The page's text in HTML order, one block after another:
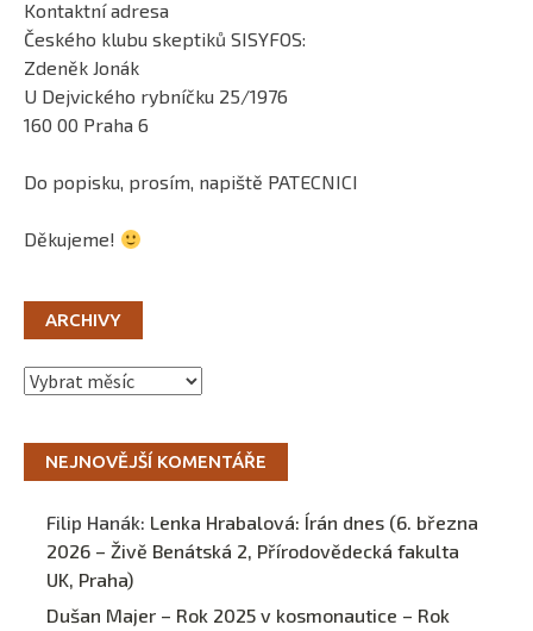
Kontaktní adresa
Českého klubu skeptiků SISYFOS:
Zdeněk Jonák
U Dejvického rybníčku 25/1976
160 00 Praha 6
Do popisku, prosím, napiště PATECNICI
Děkujeme!
ARCHIVY
Archivy
NEJNOVĚJŠÍ KOMENTÁŘE
Filip Hanák: Lenka Hrabalová: Írán dnes (6. března
2026 – Živě Benátská 2, Přírodovědecká fakulta
UK, Praha)
Dušan Majer – Rok 2025 v kosmonautice – Rok